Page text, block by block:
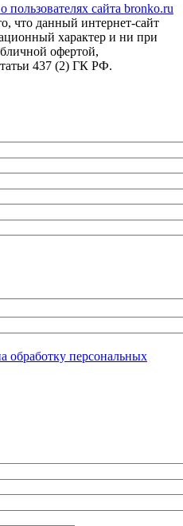
сайта bronko.ru
что данный интернет-сайт
характер и ни при
офертой,
437 (2) ГК РФ.
обработку персональных